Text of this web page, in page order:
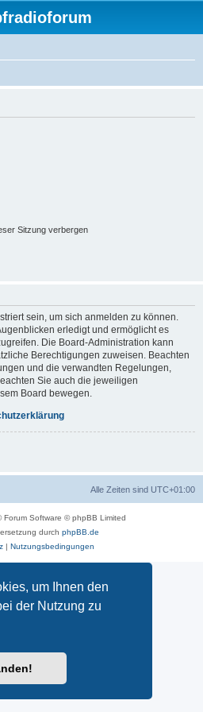
um Ihnen den
der Nutzung zu
Sitzung verbergen
sein, um sich anmelden zu können.
erledigt und ermöglicht es
Die Board-Administration kann
Berechtigungen zuweisen. Beachten
und die verwandten Regelungen,
Sie auch die jeweiligen
Board bewegen.
Alle Zeiten sind UTC+01:00
Forum Software © phpBB Limited
durch phpBB.de
| Nutzungsbedingungen